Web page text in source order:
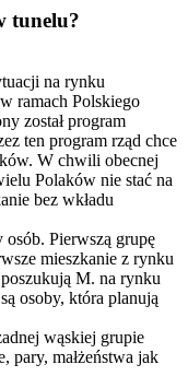
tunelu?
na rynku
ramach Polskiego
został program
ten program rząd chce
W chwili obecnej
Polaków nie stać na
bez wkładu
Pierwszą grupę
mieszkanie z rynku
M. na rynku
osoby, która planują
wąskiej grupie
pary, małżeństwa jak